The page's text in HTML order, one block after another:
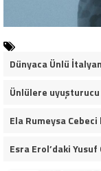
Ela Rumeysa
Esra Erol’daki Yusuf